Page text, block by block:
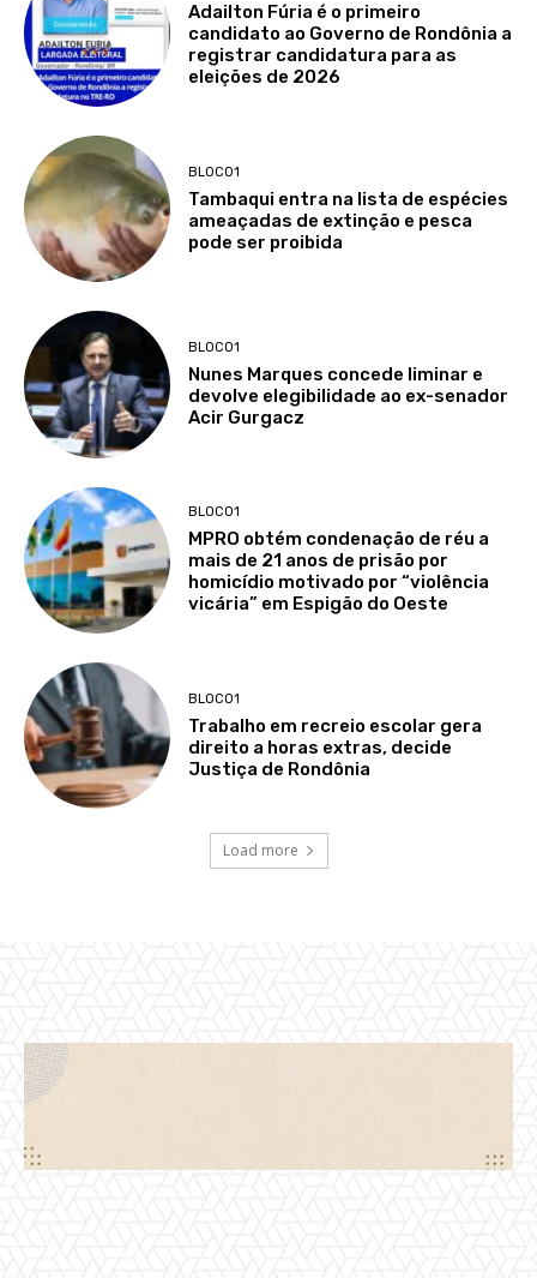
Adailton Fúria é o primeiro
candidato ao Governo de Rondônia a
registrar candidatura para as
eleições de 2026
BLOCO1
Tambaqui entra na lista de espécies
ameaçadas de extinção e pesca
pode ser proibida
BLOCO1
Nunes Marques concede liminar e
devolve elegibilidade ao ex-senador
Acir Gurgacz
BLOCO1
MPRO obtém condenação de réu a
mais de 21 anos de prisão por
homicídio motivado por “violência
vicária” em Espigão do Oeste
BLOCO1
Trabalho em recreio escolar gera
direito a horas extras, decide
Justiça de Rondônia
Load more